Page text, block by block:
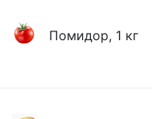
Помидор, 1 кг